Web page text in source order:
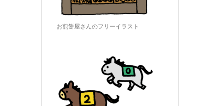
お煎餅屋さんのフリーイラスト